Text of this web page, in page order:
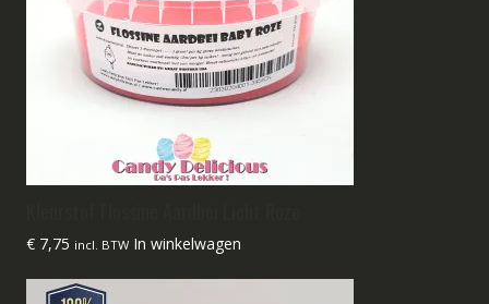
€7,75 incl. BTW In winkelwagen